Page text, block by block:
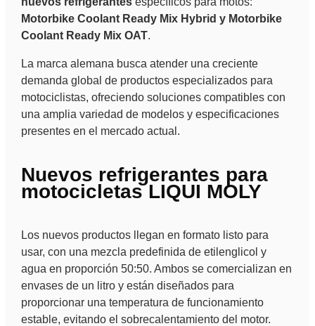
Motorbike Coolant Ready Mix Hybrid y Motorbike
Coolant Ready Mix OAT.
La marca alemana busca atender una creciente
demanda global de productos especializados para
motociclistas, ofreciendo soluciones compatibles con
una amplia variedad de modelos y especificaciones
presentes en el mercado actual.
Nuevos refrigerantes para
motocicletas LIQUI MOLY
Los nuevos productos llegan en formato listo para
usar, con una mezcla predefinida de etilenglicol y
agua en proporción 50:50. Ambos se comercializan en
envases de un litro y están diseñados para
proporcionar una temperatura de funcionamiento
estable, evitando el sobrecalentamiento del motor.